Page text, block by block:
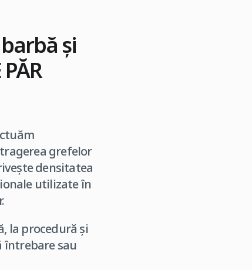
și
grefelor
densitatea
utilizate în
la procedură și
întrebare sau